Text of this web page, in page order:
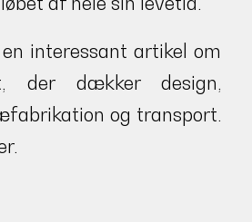
interessant artikel om
der dækker design,
og transport.